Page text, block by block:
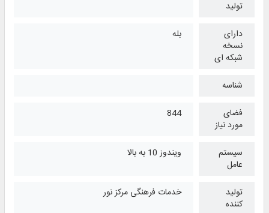
تولید
دارای
نسخه
شبکه ای
بله
شناسه
فضای
مورد نیاز
844
سیستم
عامل
ویندوز 10 به بالا
تولید
کننده
خدمات فرهنگی مرکز نور